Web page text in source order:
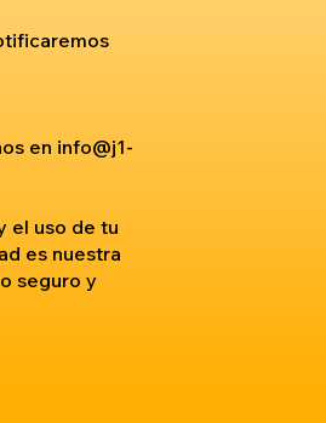
en info@j1-
el uso de tu
es nuestra
seguro y